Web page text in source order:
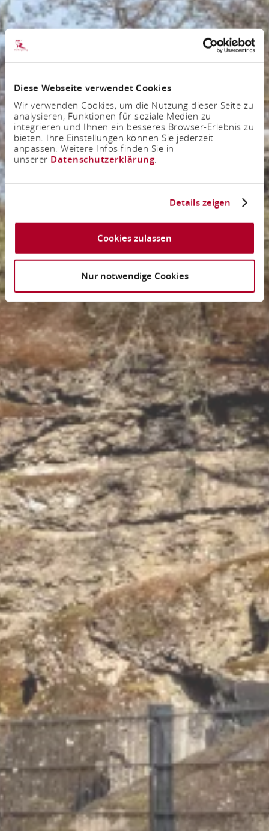
Diese Webseite verwendet Cookies
Wir verwenden Cookies, um die Nutzung dieser Seite zu
analysieren, Funktionen für soziale Medien zu
integrieren und Ihnen ein besseres Browser-Erlebnis zu
bieten. Ihre Einstellungen können Sie jederzeit
anpassen. Weitere Infos finden Sie in
unserer Datenschutzerklärung.
Details zeigen
Cookies zulassen
Nur notwendige Cookies